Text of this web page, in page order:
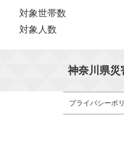
対象世帯数
対象人数
神奈川県災
プライバシーポ